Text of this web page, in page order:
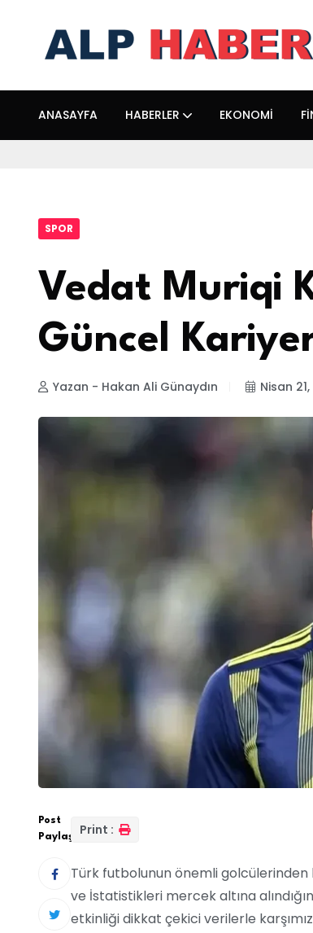
ANASAYFA HABERLER EKONOMI
SPOR
Vedat Muriqi
Güncel
Yazan - Hakan Ali Günaydın Nisan
Post
Paylaş:
Print :
Türk futbolunun önemli golcülerinden
ve İstatistikleri mercek altına
etkinliği dikkat çekici verilerle